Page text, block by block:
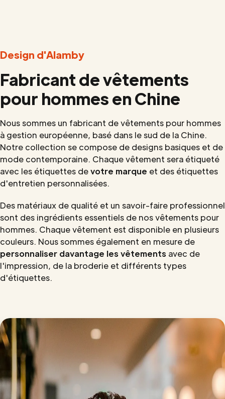
Design d'Alamby
Fabricant de vêtements
pour hommes en Chine
Nous sommes un fabricant de vêtements pour hommes
à gestion européenne, basé dans le sud de la Chine.
Notre collection se compose de designs basiques et de
mode contemporaine. Chaque vêtement sera étiqueté
avec les étiquettes devotre marque et des étiquettes
d'entretien personnalisées.
Des matériaux de qualité et un savoir-faire professionnel
sont des ingrédients essentiels de nos vêtements pour
hommes. Chaque vêtement est disponible en plusieurs
couleurs. Nous sommes également en mesure de
personnaliser davantage les vêtements avec de
l'impression, de la broderie et différents types
d'étiquettes.